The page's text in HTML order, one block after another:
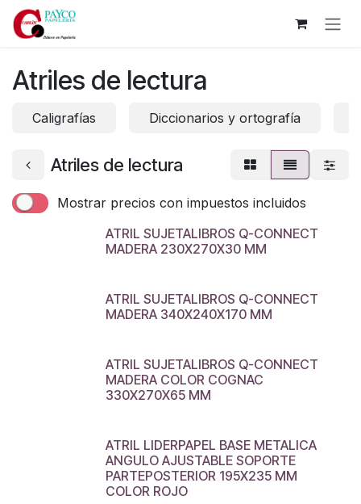
Ir al contenido
Atriles de lectura
Caligrafías Diccionarios y ortografía
Atriles de lectura
Mostrar precios con impuestos incluidos
ATRIL SUJETALIBROS Q-CONNECT
MADERA 230X270X30 MM
ATRIL SUJETALIBROS Q-CONNECT
MADERA 340X240X170 MM
ATRIL SUJETALIBROS Q-CONNECT
MADERA COLOR COGNAC
330X270X65 MM
ATRIL LIDERPAPEL BASE METALICA
ANGULO AJUSTABLE SOPORTE
PARTEPOSTERIOR 195X235 MM
COLOR ROJO